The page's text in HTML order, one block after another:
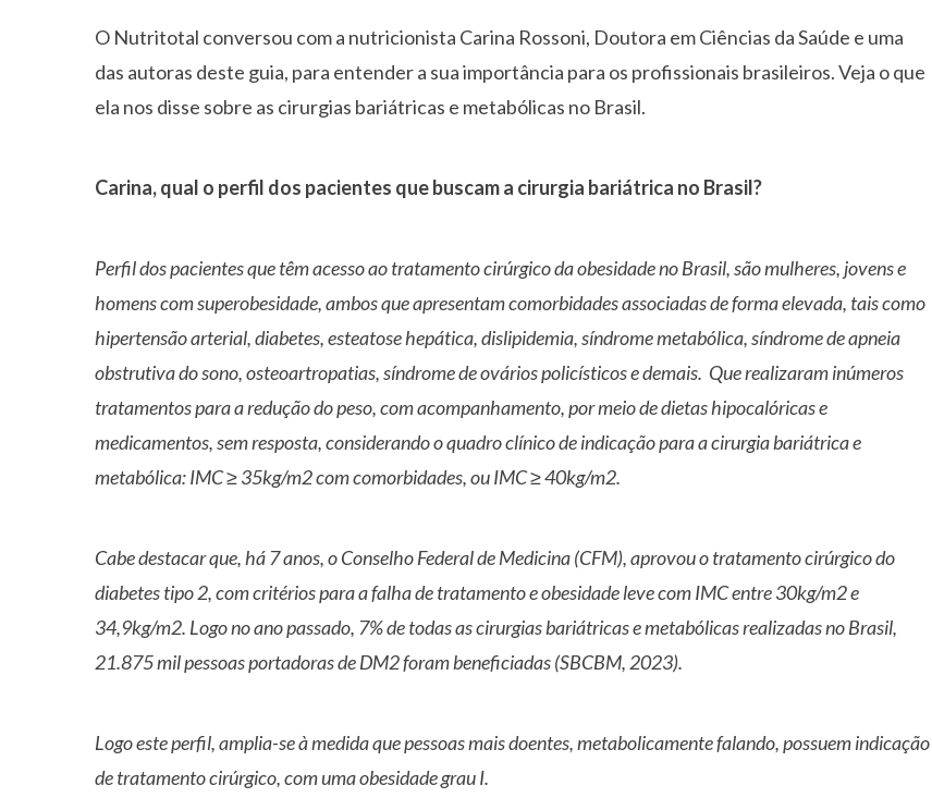
O Nutritotal conversou com a nutricionista Carina Rossoni, Doutora em Ciências da Saúde e uma
das autoras deste guia, para entender a sua importância para os profissionais brasileiros. Veja o que
ela nos disse sobre as cirurgias bariátricas e metabólicas no Brasil.
Carina, qual o perfil dos pacientes que buscam a cirurgia bariátrica no Brasil?
Perfil dos pacientes que têm acesso ao tratamento cirúrgico da obesidade no Brasil, são mulheres, jovens e
homens com superobesidade, ambos que apresentam comorbidades associadas de forma elevada, tais como
hipertensão arterial, diabetes, esteatose hepática, dislipidemia, síndrome metabólica, síndrome de apneia
obstrutiva do sono, osteoartropatias, síndrome de ovários policísticos e demais. Que realizaram inúmeros
tratamentos para a redução do peso, com acompanhamento, por meio de dietas hipocalóricas e
medicamentos, sem resposta, considerando o quadro clínico de indicação para a cirurgia bariátrica e
metabólica: IMC ≥ 35kg/m2 com comorbidades, ou IMC ≥ 40kg/m2.
Cabe destacar que, há 7 anos, o Conselho Federal de Medicina (CFM), aprovou o tratamento cirúrgico do
diabetes tipo 2, com critérios para a falha de tratamento e obesidade leve com IMC entre 30kg/m2 e
34,9kg/m2. Logo no ano passado, 7% de todas as cirurgias bariátricas e metabólicas realizadas no Brasil,
21.875 mil pessoas portadoras de DM2 foram beneficiadas (SBCBM, 2023).
Logo este perfil, amplia-se à medida que pessoas mais doentes, metabolicamente falando, possuem indicação
de tratamento cirúrgico, com uma obesidade grau I.